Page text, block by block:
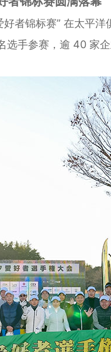
者锦标赛” 在太平
手参赛，逾 40 家